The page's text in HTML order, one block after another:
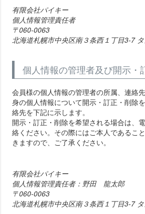
有限会社パイキー
個人情報管理責任者
060-0063
北海道札幌市中央区南３条西１丁目3-7
個人情報の管理者及び開示・
会員様の個人情報の管理者の所属、連絡
身の個人情報について開示・訂正・削除
絡先を下記に示します。
開示・訂正・削除を希望される場合は、
絡ください。その際にはご本人であるこ
きますので、ご了承ください。
有限会社パイキー
個人情報管理責任者：野田 龍太郎
060-0063
北海道札幌市中央区南３条西１丁目3-7